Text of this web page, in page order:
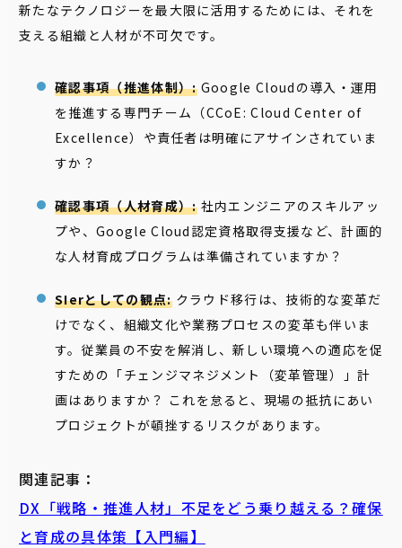
新たなテクノロジーを最大限に活用するためには、それを
支える組織と人材が不可欠です。
確認事項（推進体制）:Google Cloudの導入・運用
を推進する専門チーム（CCoE: Cloud Center of
Excellence）や責任者は明確にアサインされていま
すか？
確認事項（人材育成）:社内エンジニアのスキルアッ
プや、Google Cloud認定資格取得支援など、計画的
な人材育成プログラムは準備されていますか？
SIerとしての観点:クラウド移行は、技術的な変革だ
けでなく、組織文化や業務プロセスの変革も伴いま
す。従業員の不安を解消し、新しい環境への適応を促
すための「チェンジマネジメント（変革管理）」計
画はありますか？ これを怠ると、現場の抵抗にあい
プロジェクトが頓挫するリスクがあります。
関連記事：
DX「戦略・推進人材」不足をどう乗り越える？確保
と育成の具体策【入門編】